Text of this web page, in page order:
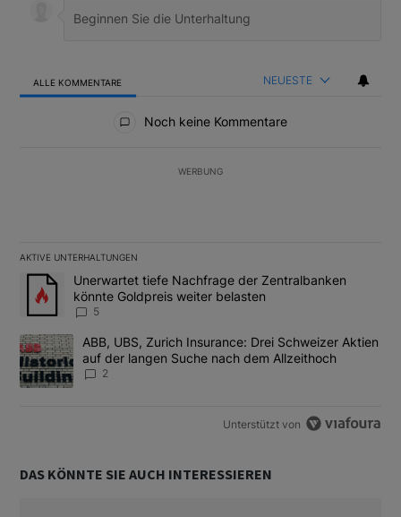
ALLE KOMMENTARE NEUESTE
Noch keine Kommentare
WERBUNG
AKTIVE UNTERHALTUNGEN
Das Folgende ist eine Liste der am meisten kommentierten
Ein Trendartikel mit dem Titel "Unerwartet tiefe Nachfrage der
Unerwartet tiefe Nachfrage der Zentralbanken
könnte Goldpreis weiter belasten
5
Ein Trendartikel mit dem Titel "ABB, UBS, Zurich Insurance:
ABB, UBS, Zurich Insurance: Drei Schweizer Aktien
auf der langen Suche nach dem Allzeithoch
2
Unterstützt von
DAS KÖNNTE SIE AUCH INTERESSIEREN